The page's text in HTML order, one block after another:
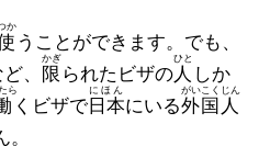
か
うことができます。でも、
、 限
かぎ
られたビザの人
ひと
しか
ら
くビザで日本
にほん
にいる外国人
がいこくじん